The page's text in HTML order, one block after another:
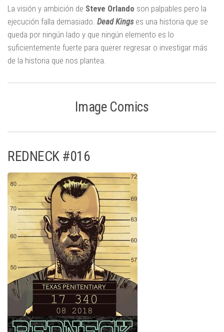
La visión y ambición de Steve Orlando son palpables pero la
ejecución falla demasiado. Dead Kingses una historia que se
queda por ningún lado y que ningún elemento es lo
suficientemente fuerte para querer regresar o investigar más
de la historia que nos plantea.
Image Comics
REDNECK #016